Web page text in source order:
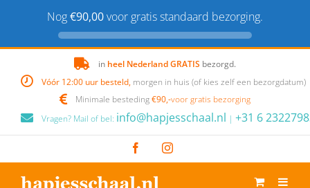
Nog€90,00voor gratis standaard bezorging.
content
in heel Nederland GRATIS bezorgd.
Vóór 12:00 uur besteld, morgen in huis (of kies zelf een bezorgdatum)
Minimale besteding€90,-voor gratis bezorging
Vragen? Mail of bel: info@hapjesschaal.nl | +31 6
FacebookInstagram